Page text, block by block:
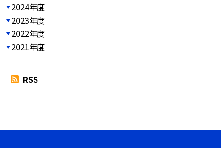
2024年度
2023年度
2022年度
2021年度
RSS